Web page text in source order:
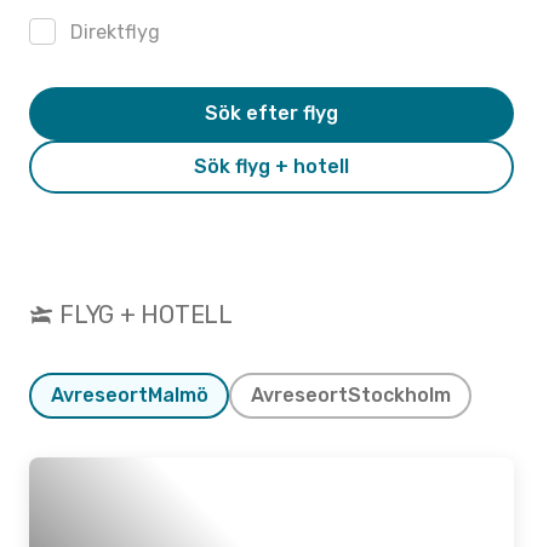
Direktflyg
Sök flyg + hotell
Sök efter flyg
FLYG + HOTELL
Avreseort Malmö AvreseortStockholm